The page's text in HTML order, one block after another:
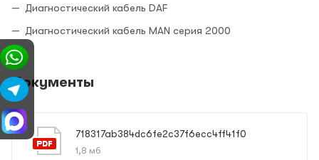
Диагностический кабель DAF
Диагностический кабель MAN серия 2000
Документы
718317ab384dc6fe2c37f6ecc4ff41f0
1,8 мб